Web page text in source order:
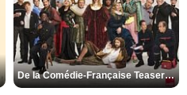
De la Comédie-Française Teaser VF